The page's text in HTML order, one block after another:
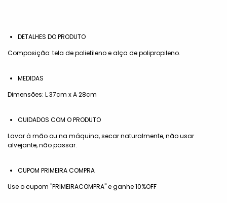
DETALHES DO PRODUTO
Composição: tela de polietileno e alça de polipropileno.
MEDIDAS
Dimensões: L 37cm x A 28cm
CUIDADOS COM O PRODUTO
Lavar à mão ou na máquina, secar naturalmente, não usar
alvejante, não passar.
CUPOM PRIMEIRA COMPRA
Use o cupom "PRIMEIRACOMPRA" e ganhe 10%OFF